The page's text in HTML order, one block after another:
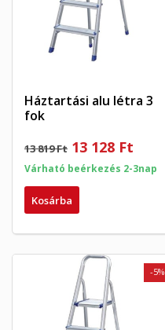
Háztartási alu létra 3
fok
13 819 Ft 13 128 Ft
Várható beérkezés 2-3nap
Kosárba
-5%